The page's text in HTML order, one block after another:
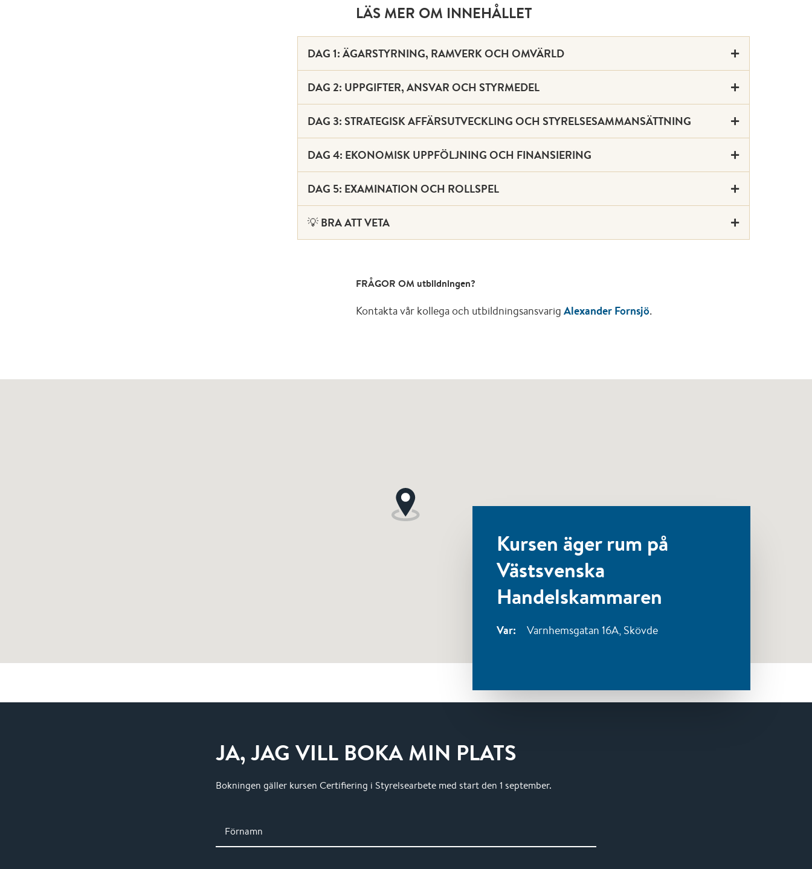
LÄS MER OM INNEHÅLLET
DAG 1: ÄGARSTYRNING, RAMVERK OCH OMVÄRLD
DAG 2: UPPGIFTER, ANSVAR OCH STYRMEDEL
DAG 3: STRATEGISK AFFÄRSUTVECKLING OCH STYRELSESAMMANSÄTTNING
DAG 4: EKONOMISK UPPFÖLJNING OCH FINANSIERING
DAG 5: EXAMINATION OCH ROLLSPEL
💡 BRA ATT VETA
FRÅGOR OM utbildningen?
Kontakta vår kollega och utbildningsansvarigAlexander Fornsjö.
Kursen äger rum på
Västsvenska
Handelskammaren
Var: Varnhemsgatan 16A, Skövde
JA, JAG VILL BOKA MIN PLATS
Bokningen gäller kursen Certifiering i Styrelsearbete med start den 1 september.
Förnamn